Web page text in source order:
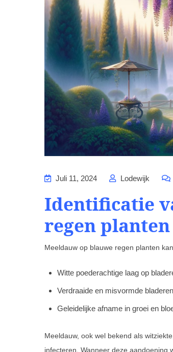
Juli 11, 2024 Lodewijk
Identificatie
regen planten
Meeldauw op blauwe regen planten
Witte poederachtige laag op
Verdraaide en misvormde bladeren
Geleidelijke afname in groei en
Meeldauw, ook wel bekend als
infecteren. Wanneer deze aandoening